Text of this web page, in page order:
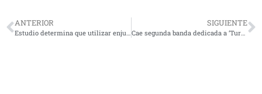
ANTERIOR
Estudio determina que utilizar enjuagues bucales disminuiría contagios por Covid
SIGUIENTE
Cae segunda banda dedicada a ‘Turbazos’ en supermercados de la zona